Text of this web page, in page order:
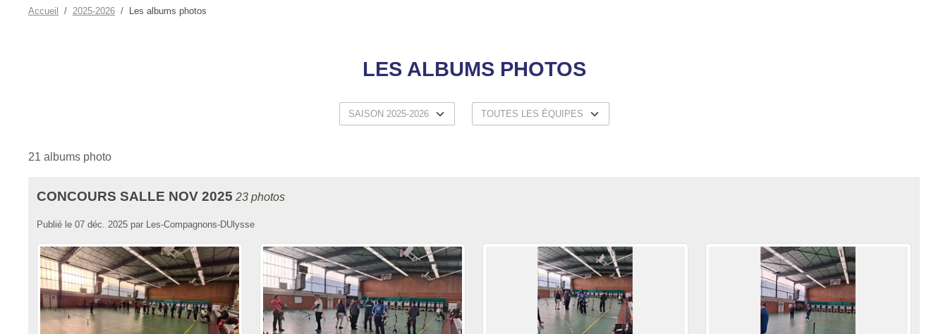
Accueil 2025-2026 Les albums photos
LES ALBUMS PHOTOS
21 albums photo
CONCOURS SALLE NOV 2025 23 photos
Publié le 07 déc. 2025 par Les-Compagnons-DUlysse